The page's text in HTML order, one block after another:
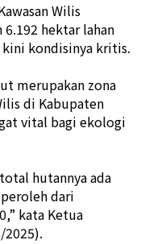
Wilis
hektar lahan
kondisinya kritis.
merupakan zona
di Kabupaten
vital bagi ekologi
hutannya ada
dari
kata Ketua
2025).